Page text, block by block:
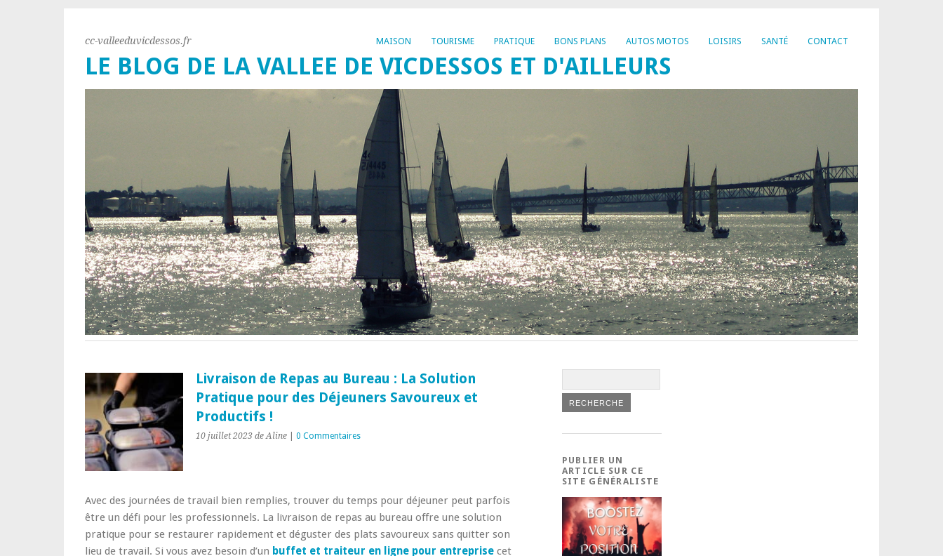
MAISON TOURISME PRATIQUE BONS PLANS AUTOS MOTOS LOISIRS SANTÉ CONTACT
LE BLOG DE LA VALLEE DE VICDESSOS ET D'AILLEURS
cc-valleeduvicdessos.fr
Livraison de Repas au Bureau : La Solution
Pratique pour des Déjeuners Savoureux et
Productifs !
10 juillet 2023 de Aline| 0 Commentaires
Avec des journées de travail bien remplies, trouver du temps pour déjeuner peut parfois
être un défi pour les professionnels. La livraison de repas au bureau offre une solution
pratique pour se restaurer rapidement et déguster des plats savoureux sans quitter son
lieu de travail. Si vous avez besoin d’un buffet et traiteur en ligne pour entreprise cet
PUBLIER UN
ARTICLE SUR CE
SITE GÉNÉRALISTE